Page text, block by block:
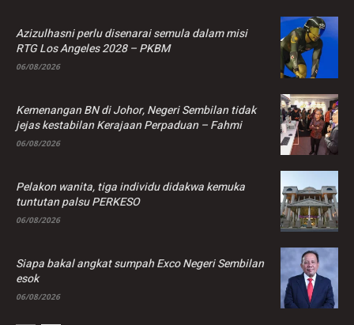
Azizulhasni perlu disenarai semula dalam misi
RTG Los Angeles 2028 – PKBM
06/08/2026
Kemenangan BN di Johor, Negeri Sembilan tidak
jejas kestabilan Kerajaan Perpaduan – Fahmi
06/08/2026
Pelakon wanita, tiga individu didakwa kemuka
tuntutan palsu PERKESO
06/08/2026
Siapa bakal angkat sumpah Exco Negeri Sembilan
esok
06/08/2026